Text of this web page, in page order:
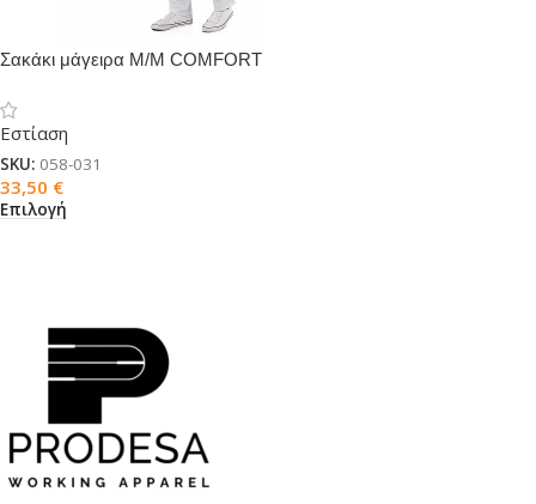
Σακάκι μάγειρα Μ/Μ COMFORT
Εστίαση
SKU: 058-031
33,50 €
Επιλογή